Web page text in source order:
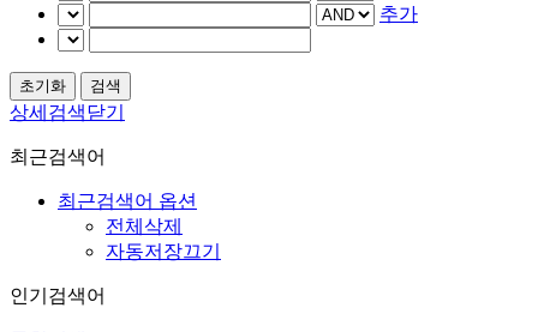
추가
상세검색닫기
최근검색어
최근검색어 옵션
전체삭제
자동저장끄기
인기검색어